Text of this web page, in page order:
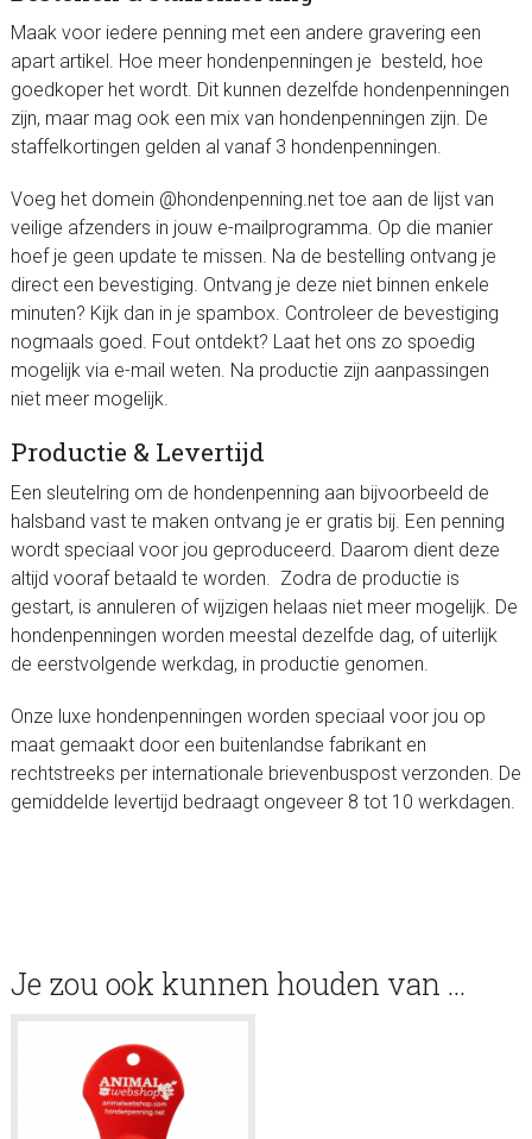
Maak voor iedere penning met een andere gravering een
apart artikel. Hoe meer hondenpenningen je besteld, hoe
goedkoper het wordt. Dit kunnen dezelfde hondenpenningen
zijn, maar mag ook een mix van hondenpenningen zijn. De
staffelkortingen gelden al vanaf 3 hondenpenningen.
Voeg het domein @hondenpenning.net toe aan de lijst van
veilige afzenders in jouw e-mailprogramma. Op die manier
hoef je geen update te missen. Na de bestelling ontvang je
direct een bevestiging. Ontvang je deze niet binnen enkele
minuten? Kijk dan in je spambox. Controleer de bevestiging
nogmaals goed. Fout ontdekt? Laat het ons zo spoedig
mogelijk via e-mail weten. Na productie zijn aanpassingen
niet meer mogelijk.
Productie & Levertijd
Een sleutelring om de hondenpenning aan bijvoorbeeld de
halsband vast te maken ontvang je er gratis bij. Een penning
wordt speciaal voor jou geproduceerd. Daarom dient deze
altijd vooraf betaald te worden. Zodra de productie is
gestart, is annuleren of wijzigen helaas niet meer mogelijk. De
hondenpenningen worden meestal dezelfde dag, of uiterlijk
de eerstvolgende werkdag, in productie genomen.
Onze luxe hondenpenningen worden speciaal voor jou op
maat gemaakt door een buitenlandse fabrikant en
rechtstreeks per internationale brievenbuspost verzonden. De
gemiddelde levertijd bedraagt ongeveer 8 tot 10 werkdagen.
Je zou ook kunnen houden van …